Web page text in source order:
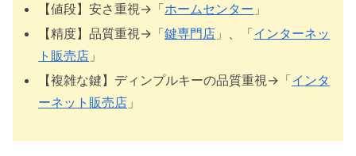
【値段】安さ重視→「ホームセンター 」
【精度】品質重視→「鍵専門店 」、「インターネッ
ト販売店 」
【複雑な鍵】ディンプルキーの品質重視→「インタ
ーネット販売店 」